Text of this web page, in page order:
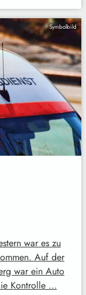
Symbolbild
war es zu
Auf der
war ein Auto
Kontrolle …